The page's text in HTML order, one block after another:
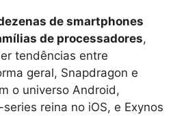
de smartphones
de processadores,
tendências entre
geral, Snapdragon e
o universo Android,
reina no iOS, e Exynos